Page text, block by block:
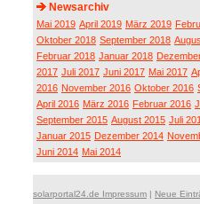
Newsarchiv
Mai 2019 April 2019 März 2019
Oktober 2018 September 2018
Februar 2018 Januar 2018
2017 Juli 2017 Juni 2017 Mai 2017
2016 November 2016 Oktober 2016
April 2016 März 2016 Februar 2016
September 2015 August 2015 Juli
Januar 2015 Dezember 2014
Juni 2014 Mai 2014
solarportal24.de Impressum | Neue